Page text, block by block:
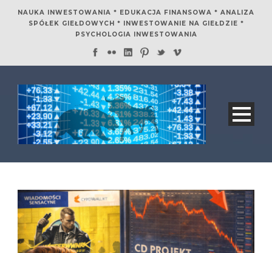
NAUKA INWESTOWANIA * EDUKACJA FINANSOWA * ANALIZA
SPÓŁEK GIEŁDOWYCH * INWESTOWANIE NA GIEŁDZIE *
PSYCHOLOGIA INWESTOWANIA